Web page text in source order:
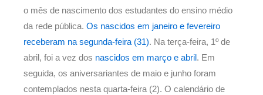
o mês de nascimento dos estudantes do ensino médio
da rede pública. Os nascidos em janeiro e fevereiro
receberam na segunda-feira (31). Na terça-feira, 1º de
abril, foi a vez dos nascidos em março e abril. Em
seguida, os aniversariantes de maio e junho foram
contemplados nesta quarta-feira (2). O calendário de